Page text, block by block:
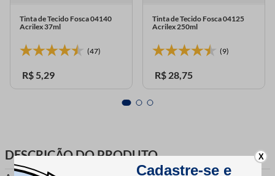
Tinta de Tecido Fosca 04140
Acrilex 37ml
(47)
R$ 5,29
Tinta de Tecido Fosca 04125
Acrilex 250ml
(9)
R$ 28,75
DESCRIÇÃO DO PRODUTO X